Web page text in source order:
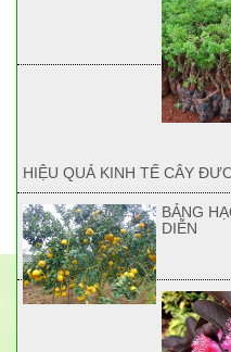
HIỆU QUẢ KINH TẾ CÂY
BẢNG
DIỄN